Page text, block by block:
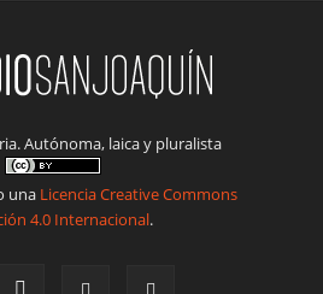
Autónoma, laica y pluralista
una Licencia Creative Commons
4.0 Internacional.